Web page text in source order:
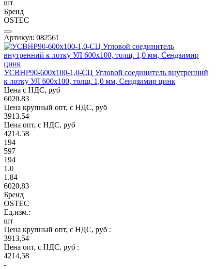
шт
Бренд
OSTEC
Артикул: 082561
УСВНР90-600х100-1,0-СЦ Угловой соединитель внутренний
к лотку УЛ 600х100, толщ. 1,0 мм, Сендзимир цинк
Цена с НДС, руб
6020.83
Цена крупный опт, с НДС, руб
3913.54
Цена опт, с НДС, руб
4214.58
194
597
194
1.0
1.84
6020,83
Бренд
OSTEC
Ед.изм.:
шт
Цена крупный опт, с НДС, руб :
3913,54
Цена опт, с НДС, руб :
4214,58
-